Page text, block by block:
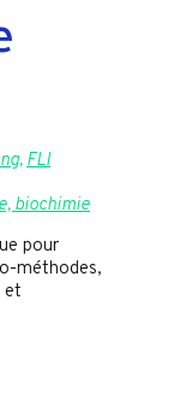
, FLI
biochimie
pour
méthodes,
et